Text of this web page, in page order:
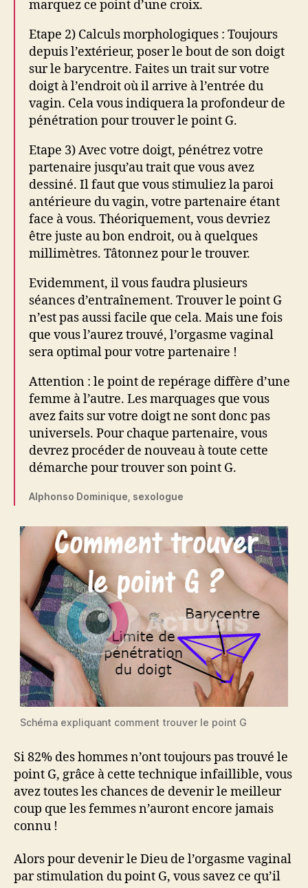
marquez ce point d’une croix.
Etape 2) Calculs morphologiques : Toujours
depuis l’extérieur, poser le bout de son doigt
sur le barycentre. Faites un trait sur votre
doigt à l’endroit où il arrive à l’entrée du
vagin. Cela vous indiquera la profondeur de
pénétration pour trouver le point G.
Etape 3) Avec votre doigt, pénétrez votre
partenaire jusqu’au trait que vous avez
dessiné. Il faut que vous stimuliez la paroi
antérieure du vagin, votre partenaire étant
face à vous. Théoriquement, vous devriez
être juste au bon endroit, ou à quelques
millimètres. Tâtonnez pour le trouver.
Evidemment, il vous faudra plusieurs
séances d’entraînement. Trouver le point G
n’est pas aussi facile que cela. Mais une fois
que vous l’aurez trouvé, l’orgasme vaginal
sera optimal pour votre partenaire !
Attention : le point de repérage diffère d’une
femme à l’autre. Les marquages que vous
avez faits sur votre doigt ne sont donc pas
universels. Pour chaque partenaire, vous
devrez procéder de nouveau à toute cette
démarche pour trouver son point G.
Alphonso Dominique, sexologue
Schéma expliquant comment trouver le point G
Si 82% des hommes n’ont toujours pas trouvé le
point G, grâce à cette technique infaillible, vous
avez toutes les chances de devenir le meilleur
coup que les femmes n’auront encore jamais
connu !
Alors pour devenir le Dieu de l’orgasme vaginal
par stimulation du point G, vous savez ce qu’il